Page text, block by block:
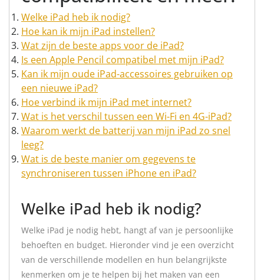
Welke iPad heb ik nodig?
Hoe kan ik mijn iPad instellen?
Wat zijn de beste apps voor de iPad?
Is een Apple Pencil compatibel met mijn iPad?
Kan ik mijn oude iPad-accessoires gebruiken op
een nieuwe iPad?
Hoe verbind ik mijn iPad met internet?
Wat is het verschil tussen een Wi-Fi en 4G-iPad?
Waarom werkt de batterij van mijn iPad zo snel
leeg?
Wat is de beste manier om gegevens te
synchroniseren tussen iPhone en iPad?
Welke iPad heb ik nodig?
Welke iPad je nodig hebt, hangt af van je persoonlijke
behoeften en budget. Hieronder vind je een overzicht
van de verschillende modellen en hun belangrijkste
kenmerken om je te helpen bij het maken van een